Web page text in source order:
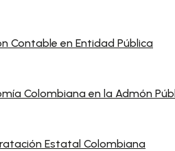
Contable en Entidad Pública
Colombiana en la Admón
Estatal Colombiana